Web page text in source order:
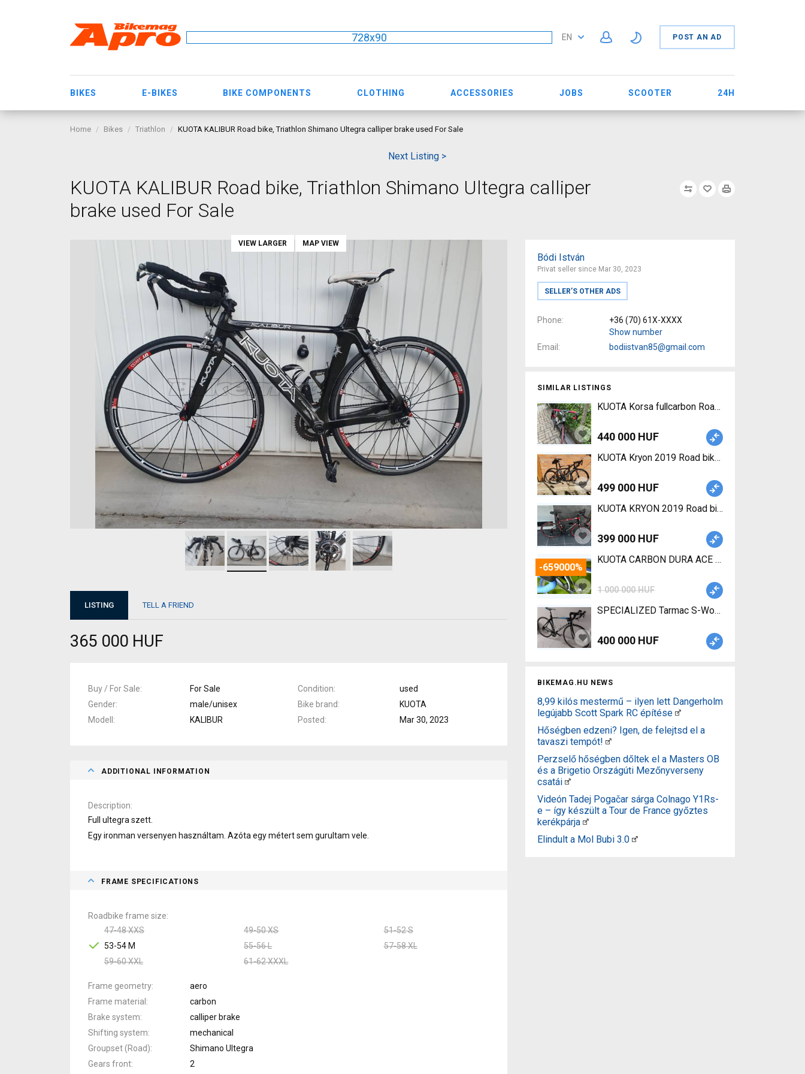
728x90 EN POST AN AD
BIKES E-BIKES BIKE COMPONENTS CLOTHING ACCESSORIES JOBS SCOOTER 24H
Home Bikes Triathlon KUOTA KALIBUR Road bike, Triathlon Shimano Ultegra calliper brake used For Sale
Next Listing >
KUOTA KALIBUR Road bike, Triathlon Shimano Ultegra calliper
brake used For Sale
Bódi István
Privat seller since Mar 30, 2023
SELLER’S OTHER ADS
Phone
+36 (70) 61X-XXXX
Show number
Email
bodiistvan85@gmail.com
SIMILAR LISTINGS
KUOTA Korsa fullcarbon Road bike Shimano
440 000 HUF
KUOTA Kryon 2019 Road bike Shimano Ultegra
499 000 HUF
KUOTA KRYON 2019 Road bike Shimano Ultegra
399 000 HUF
-659000%
KUOTA CARBON DURA ACE 2x10 200600/2007
1 000 000 HUF
SPECIALIZED Tarmac S-Works (Gerolsteiner
400 000 HUF
BIKEMAG.HU NEWS
8,99 kilós mestermű – ilyen lett Dangerholm
legújabb Scott Spark RC építése
Hőségben edzeni? Igen, de felejtsd el a
tavaszi tempót!
Perzselő hőségben dőltek el a Masters OB
és a Brigetio Országúti Mezőnyverseny
csatái
Videón Tadej Pogačar sárga Colnago Y1Rs-
e – így készült a Tour de France győztes
kerékpárja
Elindult a Mol Bubi 3.0
VIEW LARGER MAP VIEW
LISTING TELL A FRIEND
365 000 HUF
Buy / For Sale For Sale Condition
used
Gender
male/unisex Bike brand
KUOTA
Modell
KALIBUR Posted Mar 30, 2023
ADDITIONAL INFORMATION
Description
Full ultegra szett.
Egy ironman versenyen használtam. Azóta egy métert sem gurultam vele.
FRAME SPECIFICATIONS
Roadbike frame size
47-48 XXS
49-50 XS
51-52 S
53-54 M
55-56 L
57-58 XL
59-60 XXL
61-62 XXXL
Frame geometry
aero
Frame material
carbon
Brake system
calliper brake
Shifting system
mechanical
Groupset (Road)
Shimano Ultegra
Gears front
2